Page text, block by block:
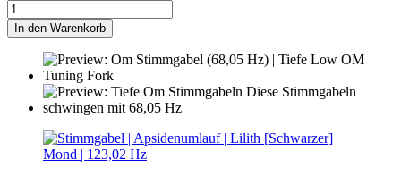
In den Warenkorb